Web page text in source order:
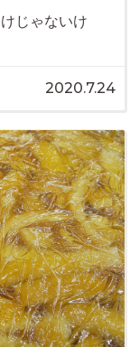
じゃないけ
2020.7.24